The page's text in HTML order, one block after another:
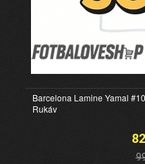
Barcelona Lamine Yamal
Rukáv